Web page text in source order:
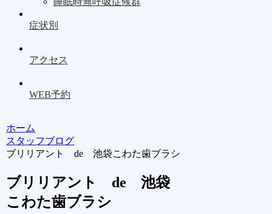
症状別
アクセス
WEB予約
ホーム
スタッフブログ
ブリリアント de 池袋こわた歯ブラシ
ブリリアント de 池袋
こわた歯ブラシ